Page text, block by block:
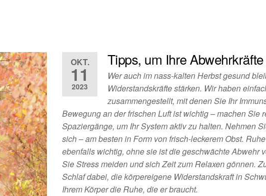
OKT.
11
2023
Tipps, um Ihre
Wer auch im nass-kalten Herbst gesund
Widerstandskräfte stärken. Wir haben
zusammengestellt, mit denen Sie Ihr
Bewegung an der frischen Luft ist wichtig – machen Sie
Spaziergänge, um Ihr System aktiv zu halten. Nehmen
sich – am besten in Form von frisch-leckerem Obst.
ebenfalls wichtig, ohne sie ist die geschwächte Abwehr
Sie Stress meiden und sich Zeit zum Relaxen gönnen.
Schlaf dabei, die körpereigene Widerstandskraft in
Ihrem Körper die Ruhe, die er braucht.